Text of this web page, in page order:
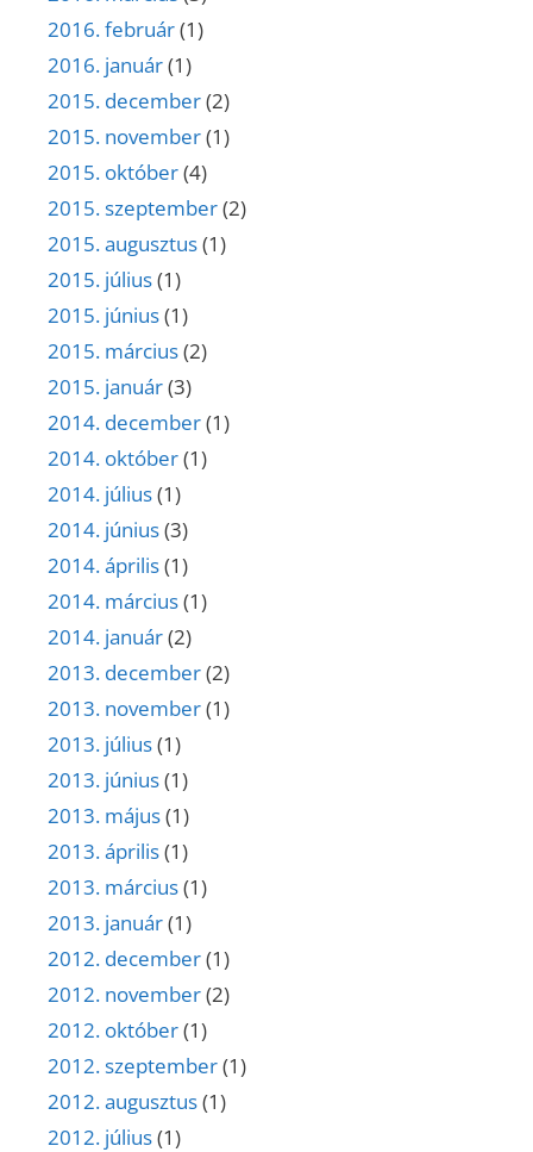
2016. február(1)
2016. január(1)
2015. december(2)
2015. november(1)
2015. október(4)
2015. szeptember(2)
2015. augusztus(1)
2015. július(1)
2015. június(1)
2015. március(2)
2015. január(3)
2014. december(1)
2014. október(1)
2014. július(1)
2014. június(3)
2014. április(1)
2014. március(1)
2014. január(2)
2013. december(2)
2013. november(1)
2013. július(1)
2013. június(1)
2013. május(1)
2013. április(1)
2013. március(1)
2013. január(1)
2012. december(1)
2012. november(2)
2012. október(1)
2012. szeptember(1)
2012. augusztus(1)
2012. július(1)